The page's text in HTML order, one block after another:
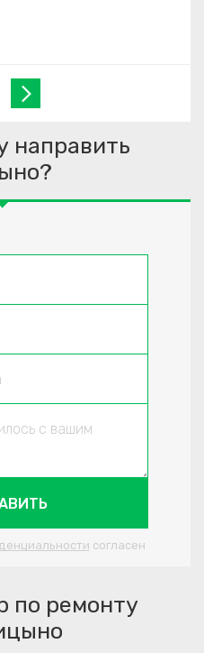
направить
согласен
по ремонту